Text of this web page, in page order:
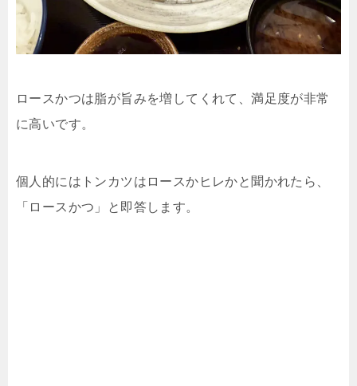
ロースかつは脂が旨みを増してくれて、満足度が非常
に高いです。
個人的にはトンカツはロースかヒレかと聞かれたら、
「ロースかつ」と即答します。